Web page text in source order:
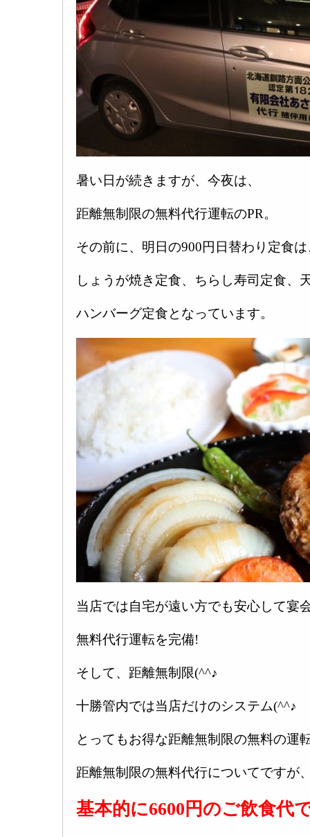
暑い日が続きますが、今夜は、
距離無制限の無料代行運転のPR。
その前に、明日の900円日替わり定食は
しょうが焼き定食、ちらし寿司定食、
ハンバーグ定食となっています。
当店では自宅が遠い方でも安心して宴
無料代行運転を完備!
そして、距離無制限(^^♪
十勝管内では当店だけのシステム(^^♪
とってもお得な距離無制限の無料の運
距離無制限の無料代行についてですが
基本的に6600円のご飲食代